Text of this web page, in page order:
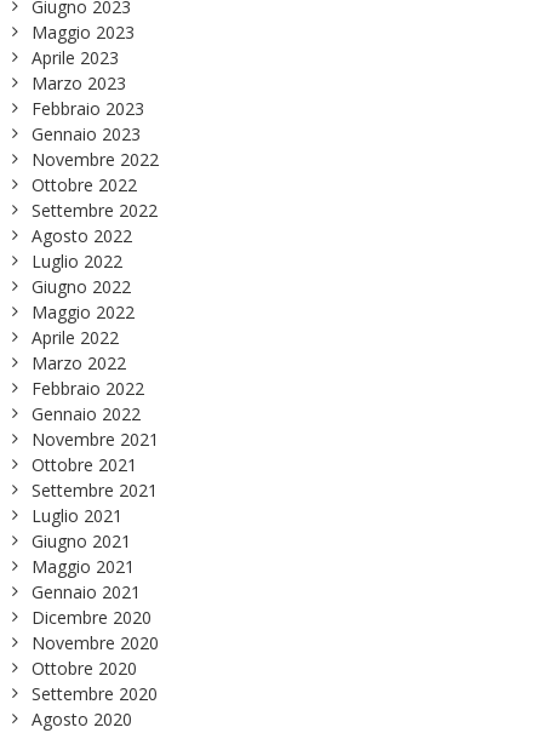
Giugno 2023
Maggio 2023
Aprile 2023
Marzo 2023
Febbraio 2023
Gennaio 2023
Novembre 2022
Ottobre 2022
Settembre 2022
Agosto 2022
Luglio 2022
Giugno 2022
Maggio 2022
Aprile 2022
Marzo 2022
Febbraio 2022
Gennaio 2022
Novembre 2021
Ottobre 2021
Settembre 2021
Luglio 2021
Giugno 2021
Maggio 2021
Gennaio 2021
Dicembre 2020
Novembre 2020
Ottobre 2020
Settembre 2020
Agosto 2020